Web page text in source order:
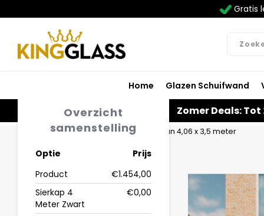
Gratis
Home Glazen Schuifwand
Zomer Deals: Tot
Terrasoverkapping in zwart van 4,06 x 3,5 meter
Overzicht
samenstelling
Optie
Prijs
Product
€1.454,00
Sierkap 4
Meter Zwart
€0,00